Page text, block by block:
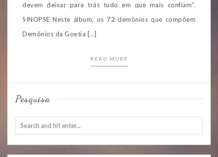
devem deixar para trás tudo em que mais confiam”.
SINOPSE Neste álbum, os 72 demônios que compõem
Demônios da Goetia […]
READ MORE
Pesquisa